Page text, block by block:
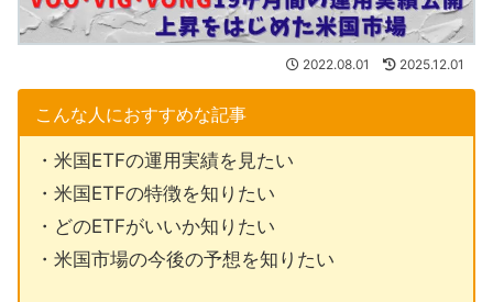
2022.08.01 2025.12.01
こんな人におすすめな記事
・米国ETFの運用実績を見たい
・米国ETFの特徴を知りたい
・どのETFがいいか知りたい
・米国市場の今後の予想を知りたい